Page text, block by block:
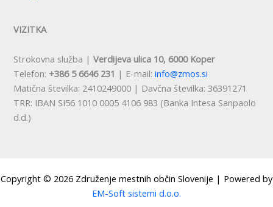
VIZITKA
Strokovna služba |Verdijeva ulica 10, 6000 Koper
Telefon: +386 5 6646 231 | E-mail:info@zmos.si
Matična številka: 2410249000 | Davčna številka: 36391271
TRR: IBAN SI56 1010 0005 4106 983 (Banka Intesa Sanpaolo
d.d.)
Copyright © 2026 Združenje mestnih občin Slovenije | Powered by
EM-Soft sistemi d.o.o.